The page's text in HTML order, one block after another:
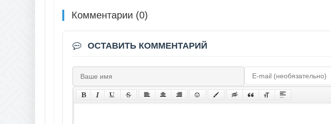
Комментарии (0)
ОСТАВИТЬ КОММЕНТАРИЙ